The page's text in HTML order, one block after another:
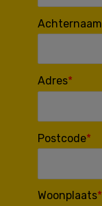
Achternaam
Adres
Postcode
Woonplaats